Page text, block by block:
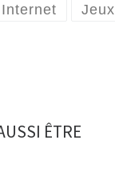
Internet Jeux
ÊTRE